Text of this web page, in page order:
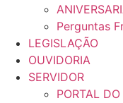
Perguntas
LEGISLAÇÃO
OUVIDORIA
SERVIDOR
PORTAL